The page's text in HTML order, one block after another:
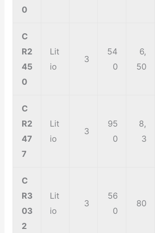
0
C
R2
45
0
Lit
io
3
54
0
6,
50
C
R2
47
7
Lit
io
3
95
0
8,
3
C
R3
03
2
Lit
io
3
56
0
80